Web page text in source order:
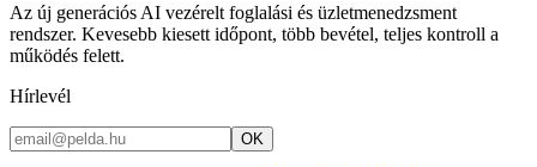
Az új generációs AI vezérelt foglalási és üzletmenedzsment
rendszer. Kevesebb kiesett időpont, több bevétel, teljes kontroll a
működés felett.
Hírlevél
OK